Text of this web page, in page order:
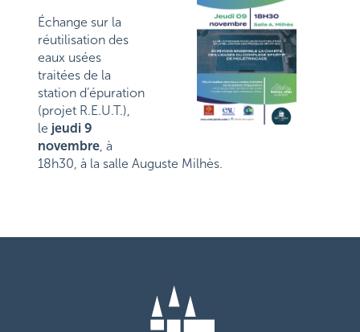
Échange sur la
réutilisation des
eaux usées
traitées de la
station d’épuration
(projet R.E.U.T.),
le jeudi 9
novembre , à
18h30, à la salle Auguste Milhès.